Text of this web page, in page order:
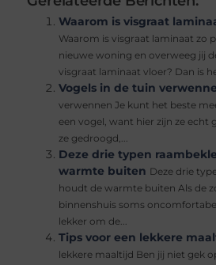
Waarom is visgraat
Waarom is visgraat laminaat zo
nieuwe woning en overweeg jij
visgraat laminaat vloer? Dan is
Vogels in de tuin
verwennen Je kunt het beste
een vogel, want hier zijn ze echt
ze gedroogd,...
Deze drie typen
warmte buiten Deze drie
houdt de warmte buiten Als de
binnenshuis soms
lekker om de...
Tips voor een lekkere
lekkere maaltijd Ben jij niet gek